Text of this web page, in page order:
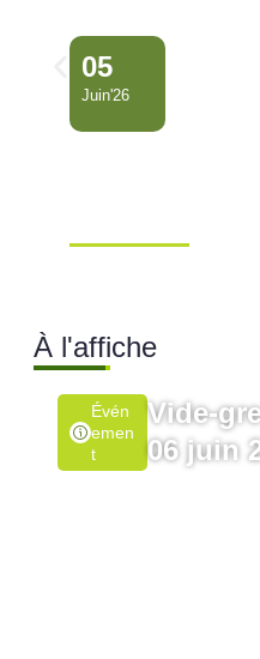
05
Juin'26
À l'affiche
Évén
Emen
T
Vide-
06 juin